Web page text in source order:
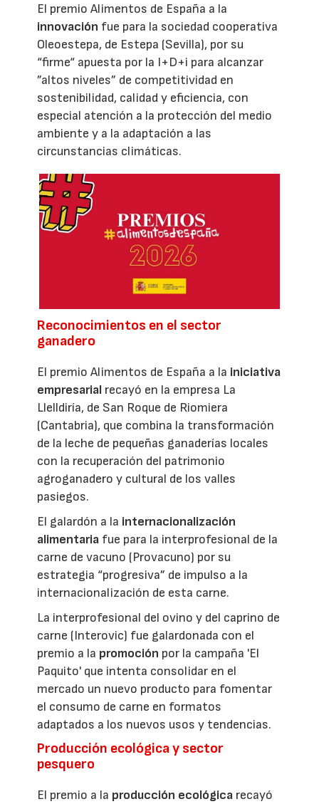
El premio Alimentos de España a la
innovación fue para la sociedad cooperativa
Oleoestepa, de Estepa (Sevilla), por su
“firme“ apuesta por la I+D+i para alcanzar
”altos niveles” de competitividad en
sostenibilidad, calidad y eficiencia, con
especial atención a la protección del medio
ambiente y a la adaptación a las
circunstancias climáticas.
Reconocimientos en el sector
ganadero
El premio Alimentos de España a la iniciativa
empresarial recayó en la empresa La
Llelldiría, de San Roque de Riomiera
(Cantabria), que combina la transformación
de la leche de pequeñas ganaderías locales
con la recuperación del patrimonio
agroganadero y cultural de los valles
pasiegos.
El galardón a la internacionalización
alimentaria fue para la interprofesional de la
carne de vacuno (Provacuno) por su
estrategia “progresiva” de impulso a la
internacionalización de esta carne.
La interprofesional del ovino y del caprino de
carne (Interovic) fue galardonada con el
premio a la promoción por la campaña 'El
Paquito' que intenta consolidar en el
mercado un nuevo producto para fomentar
el consumo de carne en formatos
adaptados a los nuevos usos y tendencias.
Producción ecológica y sector
pesquero
El premio a la producción ecológica recayó